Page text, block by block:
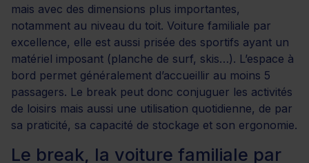
mais avec des dimensions plus importantes,
notamment au niveau du toit. Voiture familiale par
excellence, elle est aussi prisée des sportifs ayant un
matériel imposant (planche de surf, skis…). L’espace à
bord permet généralement d’accueillir au moins 5
passagers. Le break peut donc conjuguer les activités
de loisirs mais aussi une utilisation quotidienne, de par
sa praticité, sa capacité de stockage et son ergonomie.
Le break, la voiture familiale par